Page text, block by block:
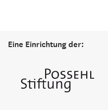
Eine Einrichtung der: